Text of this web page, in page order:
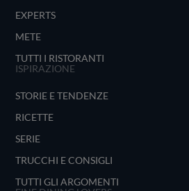
EXPERTS
METE
TUTTI I RISTORANTI
ISPIRAZIONE
STORIE E TENDENZE
RICETTE
SERIE
TRUCCHI E CONSIGLI
TUTTI GLI ARGOMENTI